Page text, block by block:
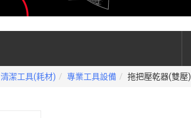
清潔工具(耗材) 專業工具設備 拖把壓乾器(雙壓)